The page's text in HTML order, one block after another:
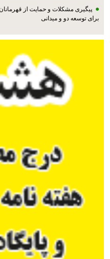
پیگیری مشکلات و حمایت از
برای توسعه دو و میدانی